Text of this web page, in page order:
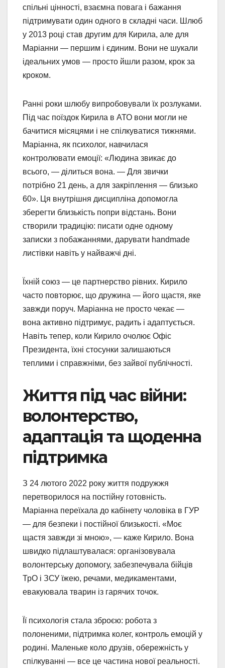
спільні цінності, взаємна повага і бажання
підтримувати один одного в складні часи. Шлюб
у 2013 році став другим для Кирила, але для
Маріанни — першим і єдиним. Вони не шукали
ідеальних умов — просто йшли разом, крок за
кроком.
Ранні роки шлюбу випробовували їх розлуками.
Під час поїздок Кирила в АТО вони могли не
бачитися місяцями і не спілкуватися тижнями.
Маріанна, як психолог, навчилася
контролювати емоції: «Людина звикає до
всього, — ділиться вона. — Для звички
потрібно 21 день, а для закріплення — близько
60». Ця внутрішня дисципліна допомогла
зберегти близькість попри відстань. Вони
створили традицію: писати одне одному
записки з побажаннями, дарувати handmade
листівки навіть у найважчі дні.
Їхній союз — це партнерство рівних. Кирило
часто повторює, що дружина — його щастя, яке
завжди поруч. Маріанна не просто чекає —
вона активно підтримує, радить і адаптується.
Навіть тепер, коли Кирило очолює Офіс
Президента, їхні стосунки залишаються
теплими і справжніми, без зайвої публічності.
Життя під час війни:
волонтерство,
адаптація та щоденна
підтримка
З 24 лютого 2022 року життя подружжя
перетворилося на постійну готовність.
Маріанна переїхала до кабінету чоловіка в ГУР
— для безпеки і постійної близькості. «Моє
щастя завжди зі мною», — каже Кирило. Вона
швидко підлаштувалася: організовувала
волонтерську допомогу, забезпечувала бійців
ТрО і ЗСУ їжею, речами, медикаментами,
евакуювала тварин із гарячих точок.
Її психологія стала зброєю: робота з
полоненими, підтримка колег, контроль емоцій у
родині. Маленьке коло друзів, обережність у
спілкуванні — все це частина нової реальності.